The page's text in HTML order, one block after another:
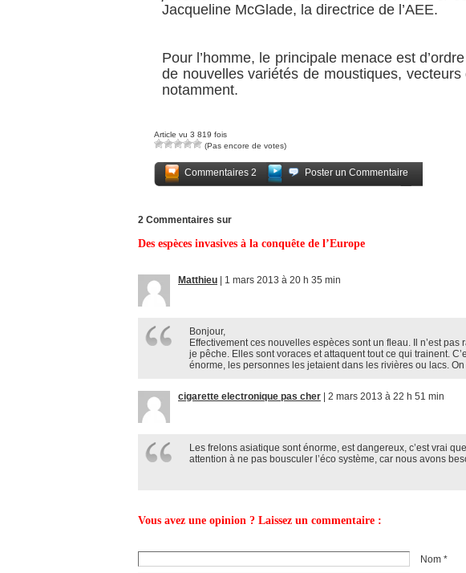
Jacqueline McGlade, la directrice de l’AEE.
Pour l’homme, le principale menace est
de nouvelles variétés de moustiques,
notamment.
Article vu 3 819 fois
(Pas encore de votes)
Commentaires 2
Poster un Commentaire
2 Commentaires sur
Des espèces invasives à la conquête de l’Europe
Matthieu 1 mars 2013 à 20 h 35 min
Bonjour,
Effectivement ces nouvelles espèces sont un fleau. Il n’est
je pêche. Elles sont voraces et attaquent tout ce qui trainent.
énorme, les personnes les jetaient dans les rivières ou lacs.
cigarette electronique pas cher 2 mars 2013 à 22 h 51 min
Les frelons asiatique sont énorme, est dangereux, c’est vrai
attention à ne pas bousculer l’éco système, car nous avons
Vous avez une opinion ? Laissez un commentaire :
Nom *